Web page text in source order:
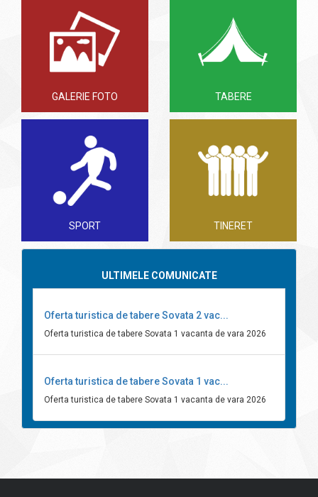
GALERIE FOTO TABERE
SPORT TINERET
ULTIMELE COMUNICATE
Oferta turistica de tabere Sovata 2 vac...
Oferta turistica de tabere Sovata 1 vacanta de vara 2026
Oferta turistica de tabere Sovata 1 vac...
Oferta turistica de tabere Sovata 1 vacanta de vara 2026